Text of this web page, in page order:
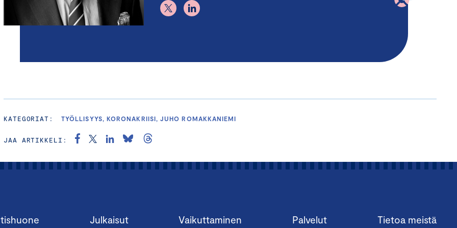
KATEGORIAT: TYÖLLISYYS, KORONAKRIISI, JUHO ROMAKKANIEMI
JAA ARTIKKELI:
Julkaisut Vaikuttaminen Palvelut Tietoa meistä